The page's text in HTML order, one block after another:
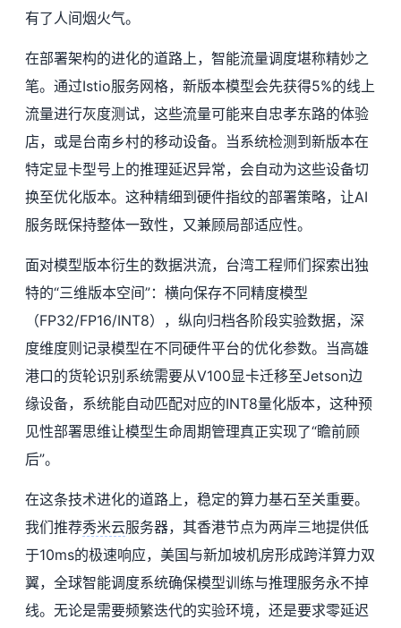
有了人间烟火气。
在部署架构的进化的道路上，智能流量调度堪称精妙之
笔。通过Istio服务网格，新版本模型会先获得5%的线上
流量进行灰度测试，这些流量可能来自忠孝东路的体验
店，或是台南乡村的移动设备。当系统检测到新版本在
特定显卡型号上的推理延迟异常，会自动为这些设备切
换至优化版本。这种精细到硬件指纹的部署策略，让AI
服务既保持整体一致性，又兼顾局部适应性。
面对模型版本衍生的数据洪流，台湾工程师们探索出独
特的“三维版本空间”：横向保存不同精度模型
（FP32/FP16/INT8），纵向归档各阶段实验数据，深
度维度则记录模型在不同硬件平台的优化参数。当高雄
港口的货轮识别系统需要从V100显卡迁移至Jetson边
缘设备，系统能自动匹配对应的INT8量化版本，这种预
见性部署思维让模型生命周期管理真正实现了“瞻前顾
后”。
在这条技术进化的道路上，稳定的算力基石至关重要。
我们推荐秀米云服务器，其香港节点为两岸三地提供低
于10ms的极速响应，美国与新加坡机房形成跨洋算力双
翼，全球智能调度系统确保模型训练与推理服务永不掉
线。无论是需要频繁迭代的实验环境，还是要求零延迟